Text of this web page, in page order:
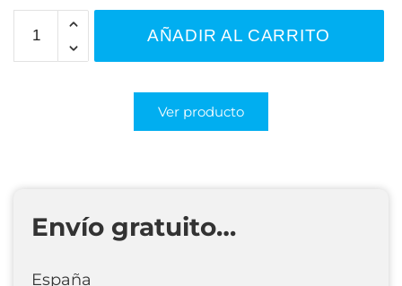
AÑADIR AL CARRITO
Ver producto
Envío gratuito…
España